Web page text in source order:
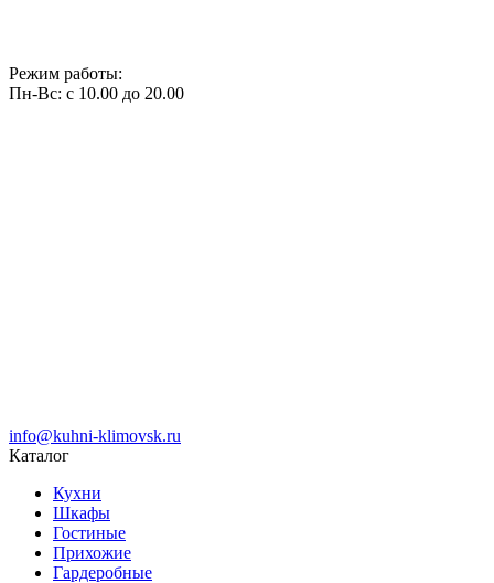
Режим работы:
Пн-Вс: с 10.00 до 20.00
info@kuhni-klimovsk.ru
Каталог
Кухни
Шкафы
Гостиные
Прихожие
Гардеробные